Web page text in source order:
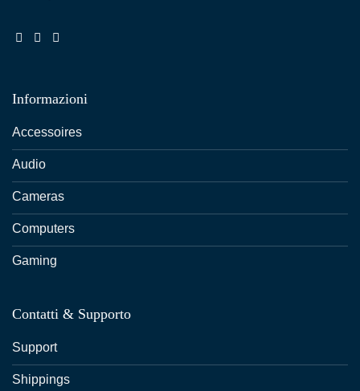
Informazioni
Accessoires
Audio
Cameras
Computers
Gaming
Contatti & Supporto
Support
Shippings